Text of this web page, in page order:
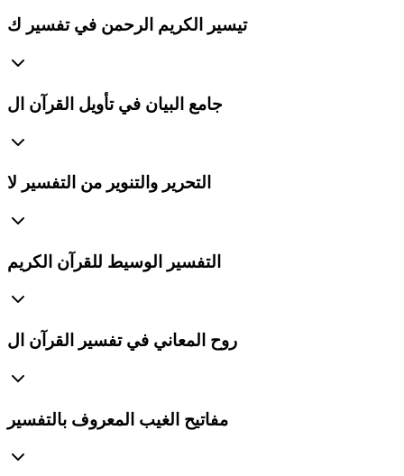
تيسير الكريم الرحمن في تفسير ك
جامع البيان في تأويل القرآن ال
التحرير والتنوير من التفسير لا
التفسير الوسيط للقرآن الكريم
روح المعاني في تفسير القرآن ال
مفاتيح الغيب المعروف بالتفسير